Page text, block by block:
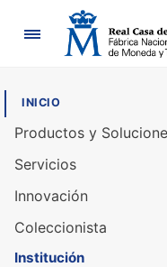
INICIO
Productos y
Servicios
Innovación
Coleccionista
Institución